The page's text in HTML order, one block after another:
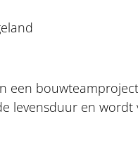
een
levensduur en wordt